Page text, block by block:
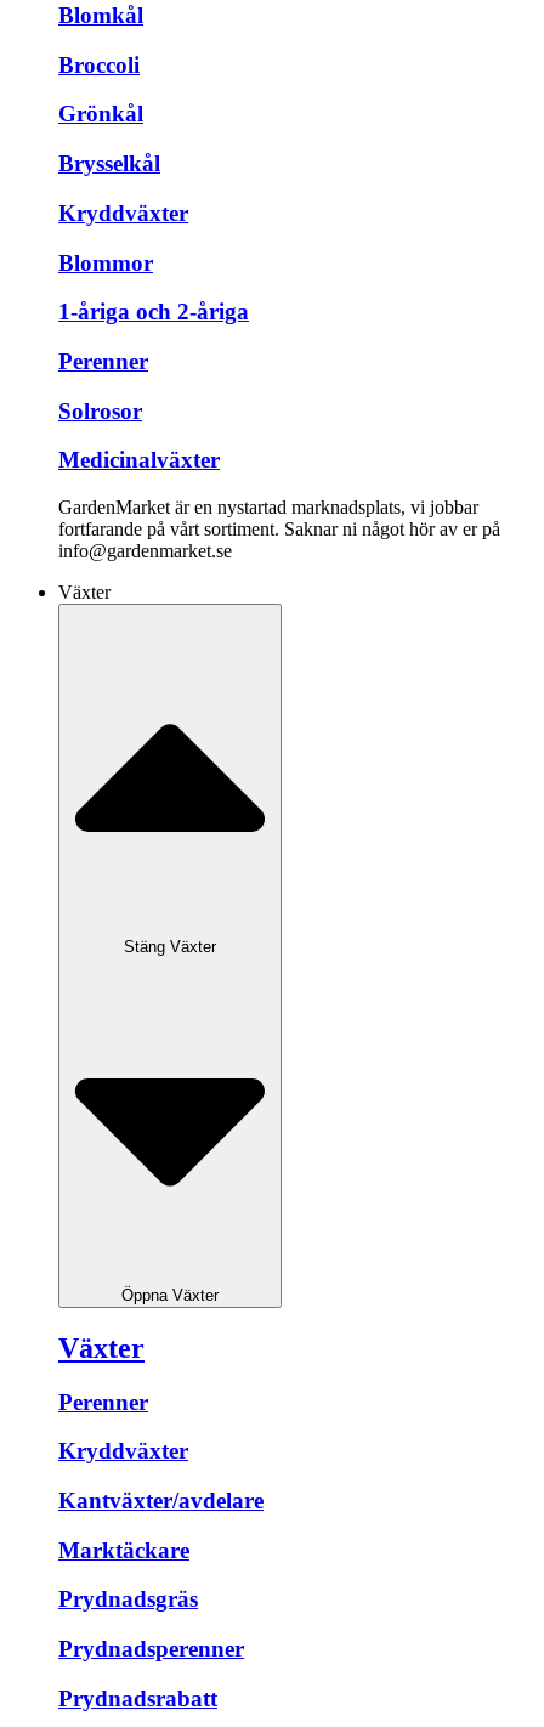
Blomkål
Broccoli
Grönkål
Brysselkål
Kryddväxter
Blommor
1-åriga och 2-åriga
Perenner
Solrosor
Medicinalväxter
GardenMarket är en nystartad marknadsplats, vi jobbar
fortfarande på vårt sortiment. Saknar ni något hör av er på
info@gardenmarket.se
Växter
Stäng Växter
Öppna Växter
Växter
Perenner
Kryddväxter
Kantväxter/avdelare
Marktäckare
Prydnadsgräs
Prydnadsperenner
Prydnadsrabatt